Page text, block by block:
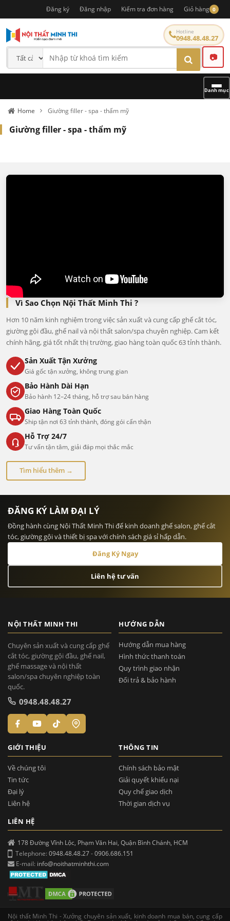
Đăng ký Đăng nhập Kiểm tra đơn hàng Giỏ hàng 0
📷
Hotline
0948.48.48.27
Danh mục
Home Giường filler - spa - thẩm mỹ
Giường filler - spa - thẩm mỹ
Vì Sao Chọn Nội Thất Minh Thi ?
Hơn 10 năm kinh nghiệm trong việc sản xuất và cung cấp ghế cắt tóc,
giường gội đầu, ghế nail và nội thất salon/spa chuyên nghiệp. Cam kết
chính hãng, giá tốt nhất thị trường, giao hàng toàn quốc 63 tỉnh thành.
Sản Xuất Tận Xưởng
Giá gốc tận xưởng, không trung gian
Bảo Hành Dài Hạn
Bảo hành 12–24 tháng, hỗ trợ sau bán hàng
Giao Hàng Toàn Quốc
Ship tận nơi 63 tỉnh thành, đóng gói cẩn thận
Hỗ Trợ 24/7
Tư vấn tận tâm, giải đáp mọi thắc mắc
Tìm hiểu thêm →
ĐĂNG KÝ LÀM ĐẠI LÝ
Đồng hành cùng Nội Thất Minh Thi để kinh doanh ghế salon, ghế cắt
tóc, giường gội và thiết bị spa với chính sách giá sỉ hấp dẫn.
Đăng Ký Ngay
Liên hệ tư vấn
NỘI THẤT MINH THI
Chuyên sản xuất và cung cấp ghế
cắt tóc, giường gội đầu, ghế nail,
ghế massage và nội thất
salon/spa chuyên nghiệp toàn
quốc.
0948.48.48.27
GIỚI THIỆU
Về chúng tôi
Tin tức
Đại lý
Liên hệ
HƯỚNG DẪN
Hướng dẫn mua hàng
Hình thức thanh toán
Quy trình giao nhận
Đổi trả & bảo hành
THÔNG TIN
Chính sách bảo mật
Giải quyết khiếu nại
Quy chế giao dịch
Thời gian dịch vụ
LIÊN HỆ
178 Đường Vĩnh Lộc, Phạm Văn Hai, Quận Bình Chánh, HCM
Telephone: 0948.48.48.27-0906.686.151
E-mail: info@noithatminhthi.com
Nội thất Minh Thi - Xưởng chuyên sản xuất, kinh doanh mua bán, cung cấp